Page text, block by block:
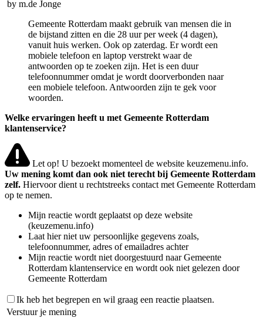
by m.de Jonge
Gemeente Rotterdam maakt gebruik van mensen die in
de bijstand zitten en die 28 uur per week (4 dagen),
vanuit huis werken. Ook op zaterdag. Er wordt een
mobiele telefoon en laptop verstrekt waar de
antwoorden op te zoeken zijn. Het is een duur
telefoonnummer omdat je wordt doorverbonden naar
een mobiele telefoon. Antwoorden zijn te gek voor
woorden.
Welke ervaringen heeft u met Gemeente Rotterdam
klantenservice?
Let op! U bezoekt momenteel de website keuzemenu.info.
Uw mening komt dan ook niet terecht bij Gemeente Rotterdam
zelf. Hiervoor dient u rechtstreeks contact met Gemeente Rotterdam
op te nemen.
Mijn reactie wordt geplaatst op deze website
(keuzemenu.info)
Laat hier niet uw persoonlijke gegevens zoals,
telefoonnummer, adres of emailadres achter
Mijn reactie wordt niet doorgestuurd naar Gemeente
Rotterdam klantenservice en wordt ook niet gelezen door
Gemeente Rotterdam
Ik heb het begrepen en wil graag een reactie plaatsen.
Verstuur je mening